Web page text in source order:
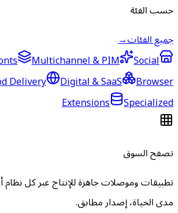
حسب الفئة
جميع الفئات→
Multichannel & PIM
Social
Delivery Digital & SaaS
Browser
Extensions
Specialized
تصفح السوق
تطبيقات وموصلات جاهزة للإنتاج عبر كل
مدى الحياة، إصدار مطابق.